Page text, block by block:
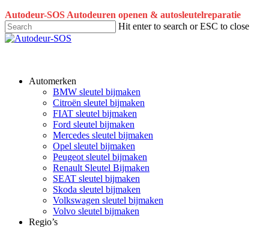
Skip
to
main
Autodeur-SOS Autodeuren openen & autosleutelreparatie
Hit enter to search or ESC to close
Close
Automerken
BMW sleutel bijmaken
Citroën sleutel bijmaken
FIAT sleutel bijmaken
Ford sleutel bijmaken
Mercedes sleutel bijmaken
Opel sleutel bijmaken
Peugeot sleutel bijmaken
Renault Sleutel Bijmaken
SEAT sleutel bijmaken
Skoda sleutel bijmaken
Volkswagen sleutel bijmaken
Volvo sleutel bijmaken
Regio’s